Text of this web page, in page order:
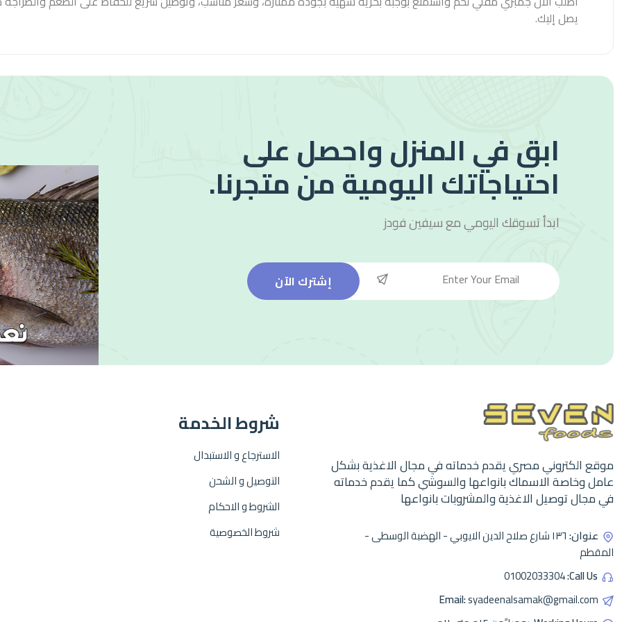
يصل إليك.
ابق في المنزل واحصل على
احتياجاتك اليومية من متجرنا.
ابدأ تسوقك اليومي معسيفين فودز
إشترك الآن
موقع الكتروني مصري يقدم خدماته في مجال الاغذية بشكل
عامل وخاصة الاسماك بانواعها والسوشي كما يقدم خدماته
في مجال توصيل الاغذية والمشروبات بانواعها
عنوان:
١٣٦ شارع صلاح الدين الايوبي - الهضبة الوسطى -
المقطم
Call Us:
01002033304
Email:syadeenalsamak@gmail.com
شروط الخدمة
الاسترجاع و الاستبدال
التوصيل و الشحن
الشروط و الاحكام
شروط الخصوصية